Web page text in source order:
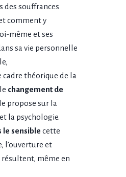
des souffrances
comment y
même et ses
sa vie personnelle
théorique de la
changement de
propose sur la
la psychologie.
le sensible cette
l’ouverture et
résultent, même en